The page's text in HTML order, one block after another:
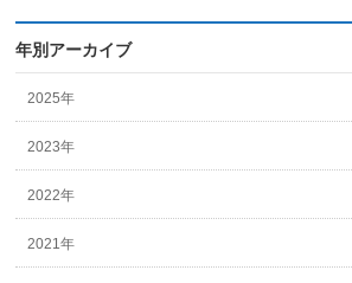
年別アーカイブ
2025年
2023年
2022年
2021年